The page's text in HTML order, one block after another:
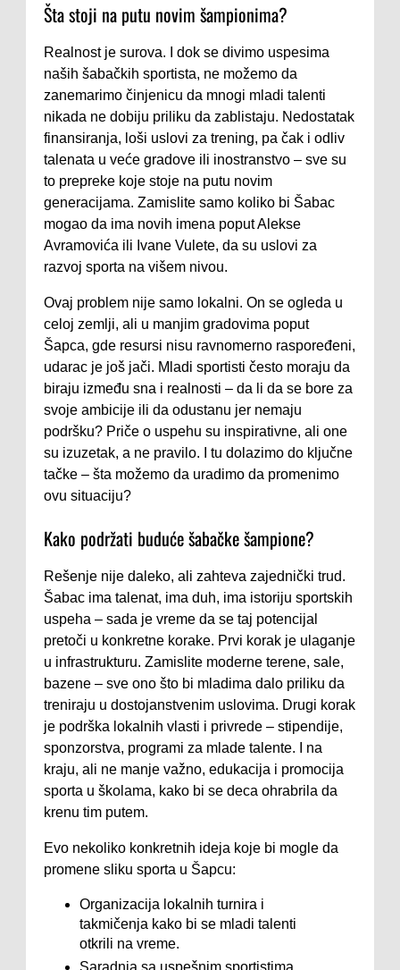
Šta stoji na putu novim šampionima?
Realnost je surova. I dok se divimo uspesima
naših šabačkih sportista, ne možemo da
zanemarimo činjenicu da mnogi mladi talenti
nikada ne dobiju priliku da zablistaju. Nedostatak
finansiranja, loši uslovi za trening, pa čak i odliv
talenata u veće gradove ili inostranstvo – sve su
to prepreke koje stoje na putu novim
generacijama. Zamislite samo koliko bi Šabac
mogao da ima novih imena poput Alekse
Avramovića ili Ivane Vulete, da su uslovi za
razvoj sporta na višem nivou.
Ovaj problem nije samo lokalni. On se ogleda u
celoj zemlji, ali u manjim gradovima poput
Šapca, gde resursi nisu ravnomerno raspoređeni,
udarac je još jači. Mladi sportisti često moraju da
biraju između sna i realnosti – da li da se bore za
svoje ambicije ili da odustanu jer nemaju
podršku? Priče o uspehu su inspirativne, ali one
su izuzetak, a ne pravilo. I tu dolazimo do ključne
tačke – šta možemo da uradimo da promenimo
ovu situaciju?
Kako podržati buduće šabačke šampione?
Rešenje nije daleko, ali zahteva zajednički trud.
Šabac ima talenat, ima duh, ima istoriju sportskih
uspeha – sada je vreme da se taj potencijal
pretoči u konkretne korake. Prvi korak je ulaganje
u infrastrukturu. Zamislite moderne terene, sale,
bazene – sve ono što bi mladima dalo priliku da
treniraju u dostojanstvenim uslovima. Drugi korak
je podrška lokalnih vlasti i privrede – stipendije,
sponzorstva, programi za mlade talente. I na
kraju, ali ne manje važno, edukacija i promocija
sporta u školama, kako bi se deca ohrabrila da
krenu tim putem.
Evo nekoliko konkretnih ideja koje bi mogle da
promene sliku sporta u Šapcu:
Organizacija lokalnih turnira i
takmičenja kako bi se mladi talenti
otkrili na vreme.
Saradnja sa uspešnim sportistima